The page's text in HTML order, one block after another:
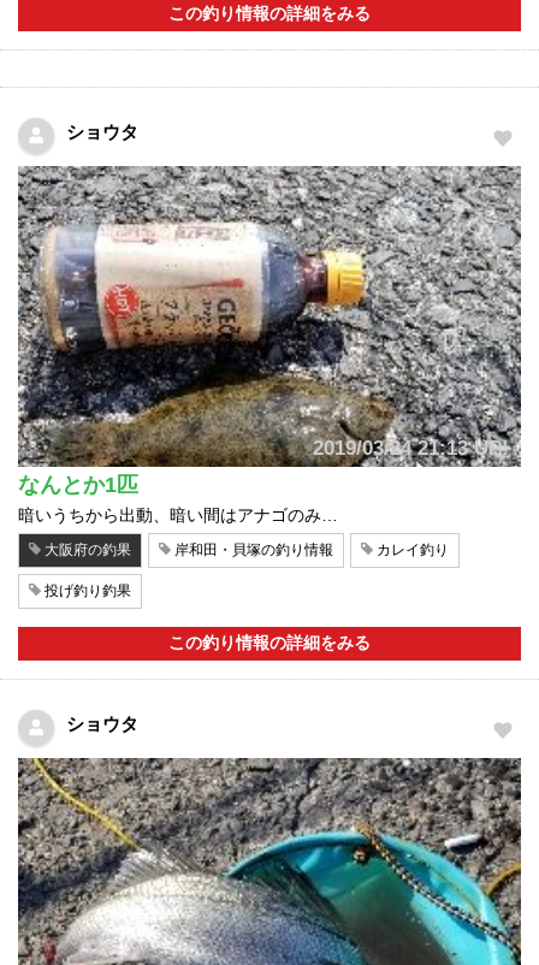
この釣り情報の詳細をみる
ショウタ
2019/03/24 21:13 UP!
なんとか1匹
暗いうちから出動、暗い間はアナゴのみ…
大阪府の釣果 岸和田・貝塚の釣り情報 カレイ釣り
投げ釣り釣果
この釣り情報の詳細をみる
ショウタ